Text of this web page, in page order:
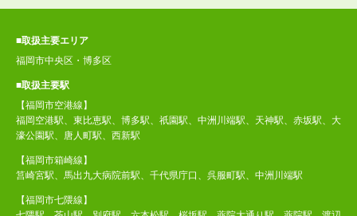
■取扱主要エリア
福岡市中央区・博多区
■取扱主要駅
【福岡市空港線】
福岡空港駅、東比恵駅、博多駅、祇園駅、中洲川端駅、天神駅、赤坂駅、大
濠公園駅、唐人町駅、西新駅
【福岡市箱崎線】
筥崎宮駅、馬出九大病院前駅、千代県庁口、呉服町駅、中洲川端駅
【福岡市七隈線】